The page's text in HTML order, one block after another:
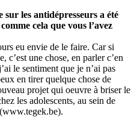
sur les antidépresseurs a été
cela que vous l’avez
eu envie de le faire. Car si
c’est une chose, en parler c’en
le sentiment que je n’ai pas
en tirer quelque chose de
projet qui oeuvre à briser le
les adolescents, au sein de